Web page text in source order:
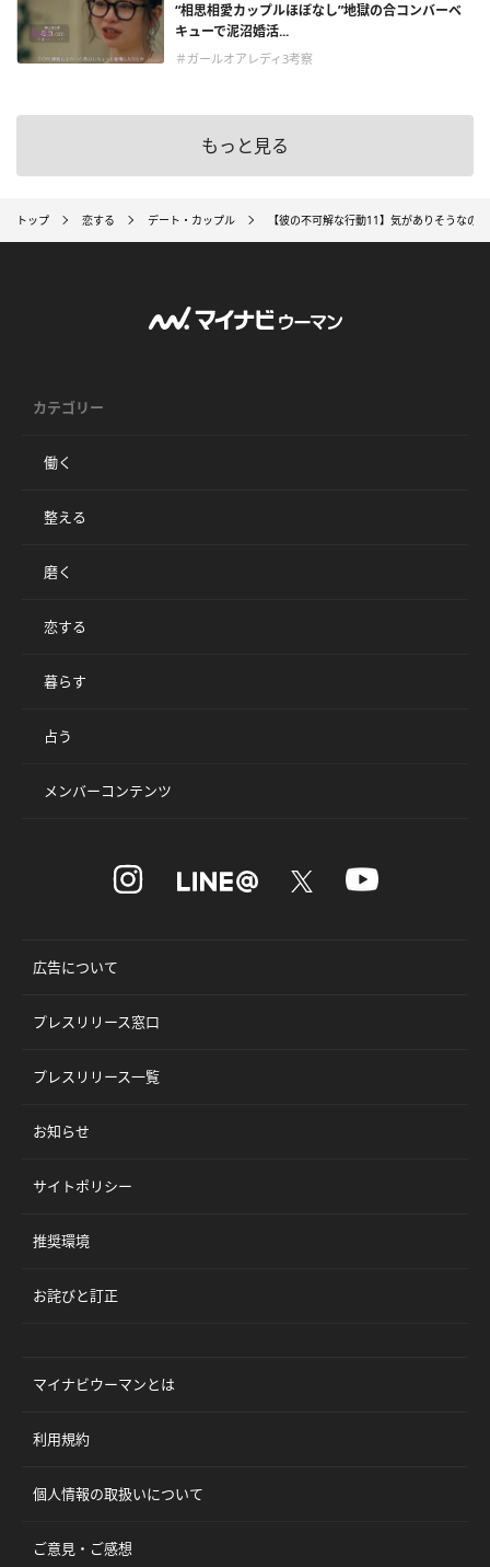
“相思相愛カップルほぼなし”地獄の合コンバーベ
キューで泥沼婚活...
＃ガールオアレディ3考察
もっと見る
トップ 恋する デート・カップル 【彼の不可解な行動11】気がありそうなの
カテゴリー
働く
整える
磨く
恋する
暮らす
占う
メンバーコンテンツ
広告について
プレスリリース窓口
プレスリリース一覧
お知らせ
サイトポリシー
推奨環境
お詫びと訂正
マイナビウーマンとは
利用規約
個人情報の取扱いについて
ご意見・ご感想